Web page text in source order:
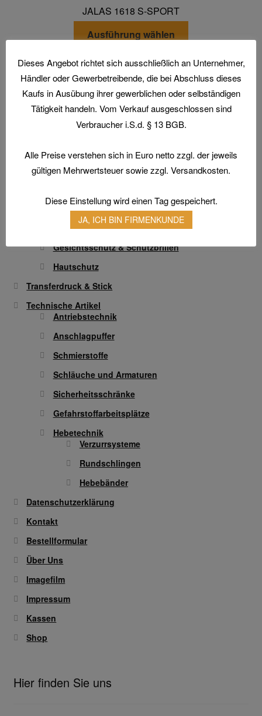
der
Produktseite
gewählt
werden
JALAS 1618 S-SPORT
Ausführung wählen
Produkt
weist
mehrere
auf.
Die
auf
der
gewählt
Arbeitsschutz
Arbeitsschuhe / Sicherheitsschuhe
Arbeitshandschuhe
Atemschutz & Gehörschutz
Gesichtsschutz & Schutzbrillen
Hautschutz
Transferdruck & Stick
Technische Artikel
Antriebstechnik
Anschlagpuffer
Schmierstoffe
Schläuche und Armaturen
Sicherheitsschränke
Gefahrstoffarbeitsplätze
Hebetechnik
Verzurrsysteme
Rundschlingen
Hebebänder
Datenschutzerklärung
Kontakt
Bestellformular
Über Uns
Imagefilm
Impressum
Kassen
Shop
Hier finden Sie uns
Dieses Angebot richtet sich ausschließlich an Unternehmer,
Händler oder Gewerbetreibende, die bei Abschluss dieses
Kaufs in Ausübung ihrer gewerblichen oder selbständigen
Tätigkeit handeln. Vom Verkauf ausgeschlossen sind
Verbraucher i.S.d. § 13 BGB.
Alle Preise verstehen sich in Euro netto zzgl. der jeweils
gültigen Mehrwertsteuer sowie zzgl. Versandkosten.
Diese Einstellung wird einen Tag gespeichert.
JA, ICH BIN FIRMENKUNDE